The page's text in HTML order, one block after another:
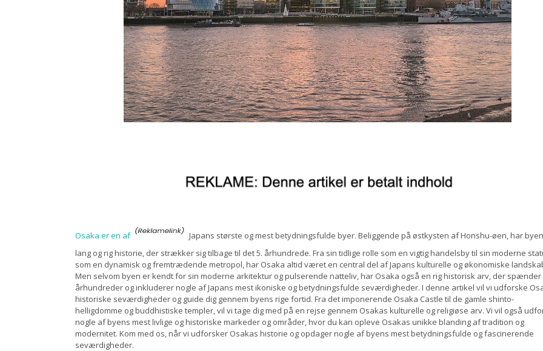
Osaka er en af
Japans største og mest betydningsfulde byer. Beliggende på østkysten af Honshu-øen, har
lang og rig historie, der strækker sig tilbage til det 5. århundrede. Fra sin tidlige rolle som en vigtig handelsby til sin moderne
som en dynamisk og fremtrædende metropol, har Osaka altid været en central del af Japans kulturelle og økonomiske
Men selvom byen er kendt for sin moderne arkitektur og pulserende natteliv, har Osaka også en rig historisk arv, der
århundreder og inkluderer nogle af Japans mest ikoniske og betydningsfulde seværdigheder. I denne artikel vil vi udforske
historiske seværdigheder og guide dig gennem byens rige fortid. Fra det imponerende Osaka Castle til de gamle shinto-
helligdomme og buddhistiske templer, vil vi tage dig med på en rejse gennem Osakas kulturelle og religiøse arv. Vi vil også
nogle af byens mest livlige og historiske markeder og områder, hvor du kan opleve Osakas unikke blanding af tradition og
modernitet. Kom med os, når vi udforsker Osakas historie og opdager nogle af byens mest betydningsfulde og fascinerende
seværdigheder.